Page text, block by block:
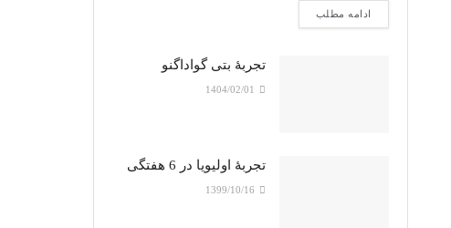
ادامه مطلب
تجربۀ بتی گواداگنو
تجربۀ اولیویا در 6 هفتگی